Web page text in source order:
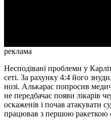
реклама
Несподівані проблеми у
сеті. За рахунку 4:4 його
нозі. Алькарас попросив
не передбачає появи лікарів
оскаженів і почав атакувати
працював з першою ракеткою